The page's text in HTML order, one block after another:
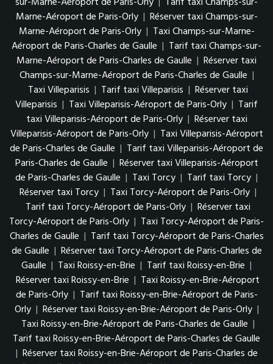
Marne-Aéroport de Paris-Orly | Réserver taxi Champs-sur-
Marne-Aéroport de Paris-Orly | Taxi Champs-sur-Marne-
Aéroport de Paris-Charles de Gaulle | Tarif taxi Champs-sur-
Marne-Aéroport de Paris-Charles de Gaulle | Réserver taxi
Champs-sur-Marne-Aéroport de Paris-Charles de Gaulle |
Taxi Villeparisis | Tarif taxi Villeparisis | Réserver taxi
Villeparisis | Taxi Villeparisis-Aéroport de Paris-Orly | Tarif
taxi Villeparisis-Aéroport de Paris-Orly | Réserver taxi
Villeparisis-Aéroport de Paris-Orly | Taxi Villeparisis-Aéroport
de Paris-Charles de Gaulle | Tarif taxi Villeparisis-Aéroport de
Paris-Charles de Gaulle | Réserver taxi Villeparisis-Aéroport
de Paris-Charles de Gaulle | Taxi Torcy | Tarif taxi Torcy |
Réserver taxi Torcy | Taxi Torcy-Aéroport de Paris-Orly |
Tarif taxi Torcy-Aéroport de Paris-Orly | Réserver taxi
Torcy-Aéroport de Paris-Orly | Taxi Torcy-Aéroport de Paris-
Charles de Gaulle | Tarif taxi Torcy-Aéroport de Paris-Charles
de Gaulle | Réserver taxi Torcy-Aéroport de Paris-Charles de
Gaulle | Taxi Roissy-en-Brie | Tarif taxi Roissy-en-Brie |
Réserver taxi Roissy-en-Brie | Taxi Roissy-en-Brie-Aéroport
de Paris-Orly | Tarif taxi Roissy-en-Brie-Aéroport de Paris-
Orly | Réserver taxi Roissy-en-Brie-Aéroport de Paris-Orly |
Taxi Roissy-en-Brie-Aéroport de Paris-Charles de Gaulle |
Tarif taxi Roissy-en-Brie-Aéroport de Paris-Charles de Gaulle
| Réserver taxi Roissy-en-Brie-Aéroport de Paris-Charles de